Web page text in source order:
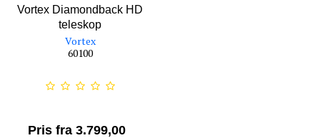
Vortex Diamondback HD
teleskop
Vortex
60100
Pris fra 3.799,00